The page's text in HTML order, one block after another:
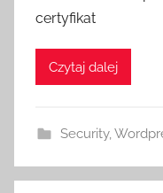
certyfikat
Czytaj dalej
Security,